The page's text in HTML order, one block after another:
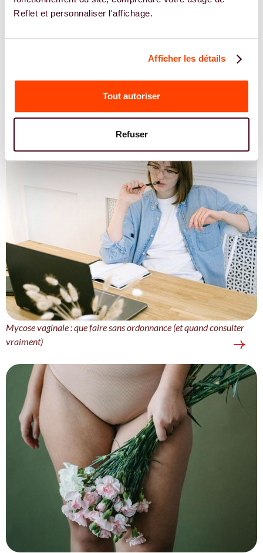
Reflet et personnaliser l'affichage.
Afficher les détails
Tout autoriser
Refuser
Nos articles pour vous aider avec
votre Cycle
Mycose vaginale : que faire sans ordonnance (et quand consulter
vraiment)